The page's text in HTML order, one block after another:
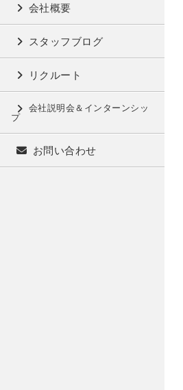
会社概要
スタッフブログ
リクルート
会社説明会＆インターンシッ
プ
お問い合わせ